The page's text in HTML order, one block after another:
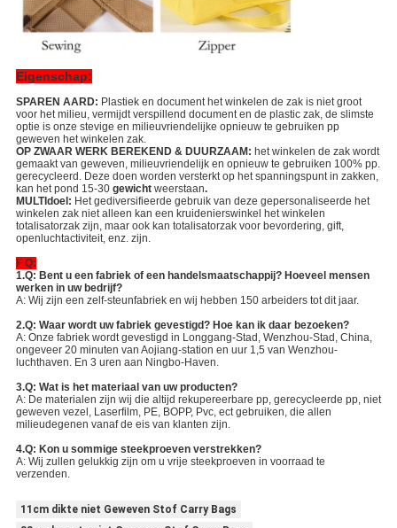
Eigenschap:
SPAREN AARD: Plastiek en document het winkelen de zak is niet groot
voor het milieu, vermijdt verspillend document en de plastic zak, de slimste
optie is onze stevige en milieuvriendelijke opnieuw te gebruiken pp
geweven het winkelen zak.
OP ZWAAR WERK BEREKEND & DUURZAAM: het winkelen de zak wordt
gemaakt van geweven, milieuvriendelijk en opnieuw te gebruiken 100% pp.
gerecycleerd. Deze doen worden versterkt op het spanningspunt in zakken,
kan het pond 15-30 gewichtweerstaan.
MULTIdoel: Het gediversifieerde gebruik van deze gepersonaliseerde het
winkelen zak niet alleen kan een kruidenierswinkel het winkelen
totalisatorzak zijn, maar ook kan totalisatorzak voor bevordering, gift,
openluchtactiviteit, enz. zijn.
F Q:
1.Q: Bent u een fabriek of een handelsmaatschappij? Hoeveel mensen
werken in uw bedrijf?
A: Wij zijn een zelf-steunfabriek en wij hebben 150 arbeiders tot dit jaar.
2.Q: Waar wordt uw fabriek gevestigd? Hoe kan ik daar bezoeken?
A: Onze fabriek wordt gevestigd in Longgang-Stad, Wenzhou-Stad, China,
ongeveer 20 minuten van Aojiang-station en uur 1,5 van Wenzhou-
luchthaven. En 3 uren aan Ningbo-Haven.
3.Q: Wat is het materiaal van uw producten?
A: De materialen zijn wij die altijd rekupereerbare pp, gerecycleerde pp, niet
geweven vezel, Laserfilm, PE, BOPP, Pvc, ect gebruiken, die allen
milieudegenen vanaf de eis van klanten zijn.
4.Q: Kon u sommige steekproeven verstrekken?
A: Wij zullen gelukkig zijn om u vrije steekproeven in voorraad te
verzenden.
11cm dikte niet Geweven Stof Carry Bags